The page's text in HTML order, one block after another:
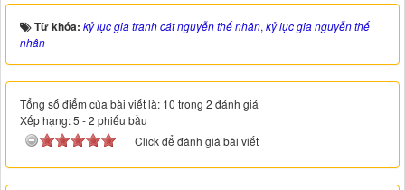
Từ khóa: kỷ lục gia tranh cát nguyễn thế nhân,kỷ lục gia nguyễn thế
nhân
Tổng số điểm của bài viết là: 10 trong 2 đánh giá
Xếp hạng:5 -2 phiếu bầu
Click để đánh giá bài viết